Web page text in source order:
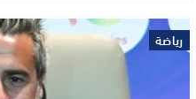
رياضة